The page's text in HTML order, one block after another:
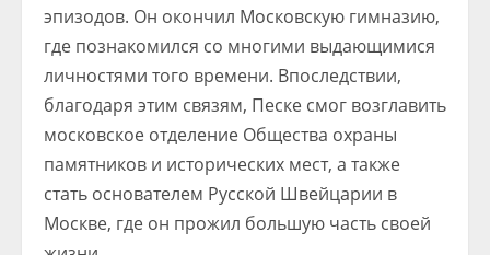
эпизодов. Он окончил Московскую гимназию,
где познакомился со многими выдающимися
личностями того времени. Впоследствии,
благодаря этим связям, Песке смог возглавить
московское отделение Общества охраны
памятников и исторических мест, а также
стать основателем Русской Швейцарии в
Москве, где он прожил большую часть своей